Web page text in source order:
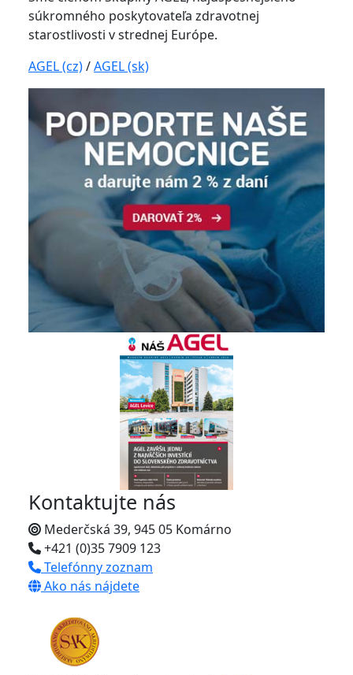
súkromného poskytovateľa zdravotnej
starostlivosti v strednej Európe.
AGEL (cz)/AGEL (sk)
Kontaktujte nás
Mederčská 39, 945 05 Komárno
+421 (0)35 7909 123
Telefónny zoznam
Ako nás nájdete